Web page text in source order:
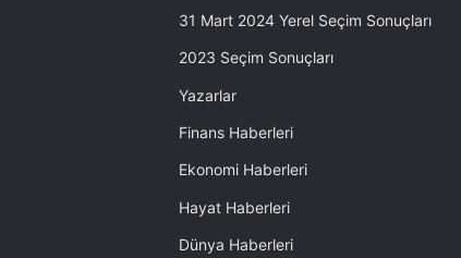
31 Mart 2024 Yerel Seçim Sonuçları
2023 Seçim Sonuçları
Yazarlar
Finans Haberleri
Ekonomi Haberleri
Hayat Haberleri
Dünya Haberleri